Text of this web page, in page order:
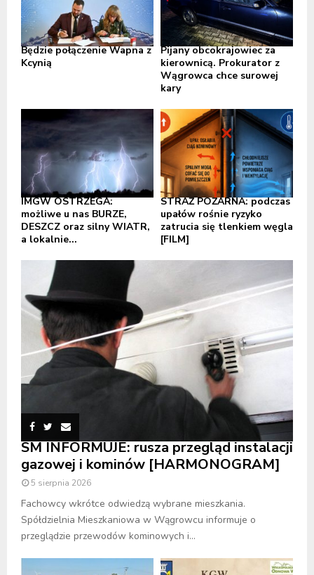
Będzie połączenie Wapna z
Kcynią
Pijany obcokrajowiec za
kierownicą. Prokurator z
Wągrowca chce surowej
kary
IMGW OSTRZEGA:
możliwe u nas BURZE,
DESZCZ oraz silny WIATR,
a lokalnie...
STRAŻ POŻARNA: podczas
upałów rośnie ryzyko
zatrucia się tlenkiem węgla
[FILM]
SM INFORMUJE: rusza przegląd instalacji
gazowej i kominów [HARMONOGRAM]
5 sierpnia 2026
Fachowcy wkrótce odwiedzą wybrane mieszkania.
Spółdzielnia Mieszkaniowa w Wągrowcu informuje o
przeglądzie przewodów kominowych i...